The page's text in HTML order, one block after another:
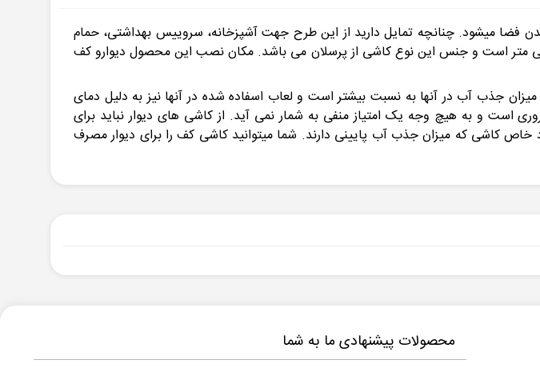
میشود. چنانچه تمایل دارید از این طرح جهت آشپزخانه، سروییس بهداشتی، حمام
نمایید به دلیل جذب آب خوب انتخاب مناسبی می باشد. ضخامت این طرح 8 میلی متر است و جنس این نوع کاشی از پرسلان می باشد. مکان نصب این محصول دیوارو کف
جذب آب در آنها به نسبت بیشتر است و لعاب اسفاده شده در آنها نیز به دلیل دمای
است و به هیچ وجه یک امتیاز منفی به شمار نمی آید. از کاشی های دیوار نباید برای
خاص کاشی که میزان جذب آب پایینی دارند. شما میتوانید کاشی کف را برای دیوار مصرف
محصولات پیشنهادی ما به شما